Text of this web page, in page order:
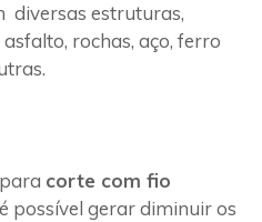
diversas estruturas,
rochas, aço, ferro
corte com fio
é possível gerar diminuir os